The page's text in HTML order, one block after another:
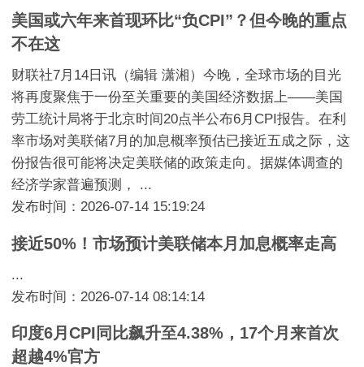
美国或六年来首现环比“负CPI”？但今晚的重点
不在这
财联社7月14日讯（编辑 潇湘）今晚，全球市场的目光
将再度聚焦于一份至关重要的美国经济数据上——美国
劳工统计局将于北京时间20点半公布6月CPI报告。在利
率市场对美联储7月的加息概率预估已接近五成之际，这
份报告很可能将决定美联储的政策走向。据媒体调查的
经济学家普遍预测， ...
发布时间：2026-07-14 15:19:24
接近50%！市场预计美联储本月加息概率走高
...
发布时间：2026-07-14 08:14:14
印度6月CPI同比飙升至4.38%，17个月来首次
超越4%官方